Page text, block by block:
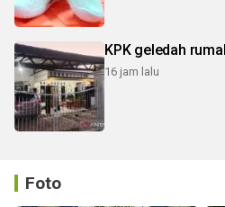
KPK geledah
16 jam lalu
Foto